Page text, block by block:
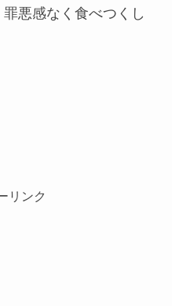
悪感なく食べつくし
リンク